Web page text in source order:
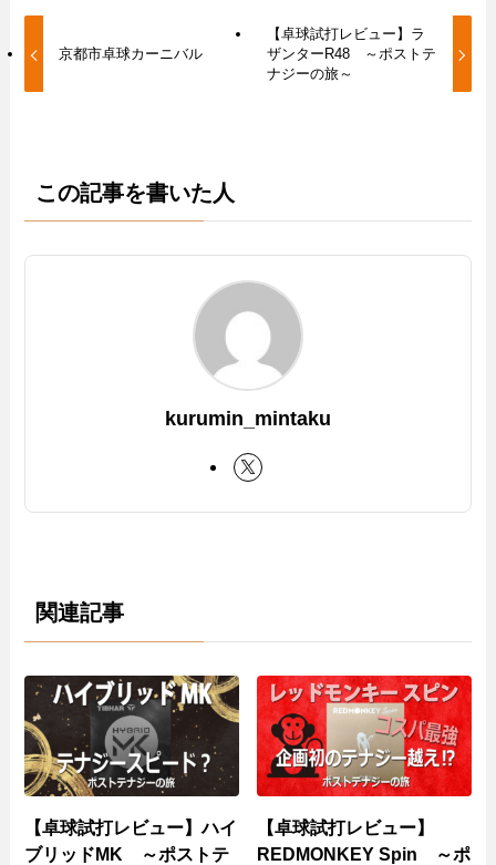
京都市卓球カーニバル
【卓球試打レビュー】ラ
ザンターR48 ～ポストテ
ナジーの旅～
この記事を書いた人
kurumin_mintaku
関連記事
【卓球試打レビュー】ハイ
ブリッドMK ～ポストテ
【卓球試打レビュー】
REDMONKEY Spin ～ポ